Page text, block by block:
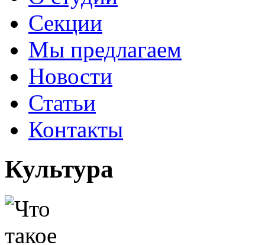
Секции
Мы предлагаем
Новости
Статьи
Контакты
Культура